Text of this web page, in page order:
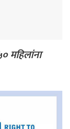
महिलांना